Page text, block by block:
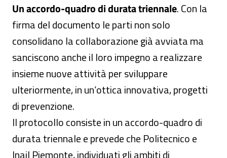
Un accordo-quadro di durata triennale. Con la
firma del documento le parti non solo
consolidano la collaborazione già avviata ma
sanciscono anche il loro impegno a realizzare
insieme nuove attività per sviluppare
ulteriormente, in un’ottica innovativa, progetti
di prevenzione.
Il protocollo consiste in un accordo-quadro di
durata triennale e prevede che Politecnico e
Inail Piemonte, individuati gli ambiti di